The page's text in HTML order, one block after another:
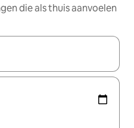
die als thuis aanvoelen
zijn, maak je een keuze